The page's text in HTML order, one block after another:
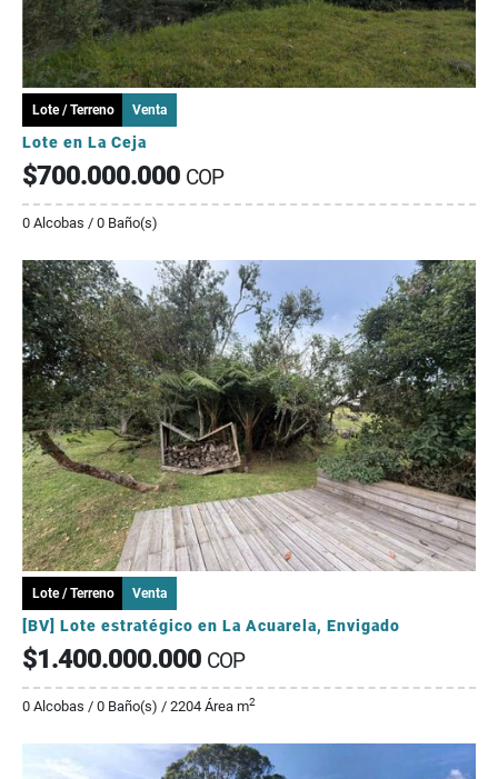
Lote / Terreno Venta
Lote en La Ceja
$700.000.000 COP
0 Alcobas / 0 Baño(s)
Lote / Terreno Venta
[BV] Lote estratégico en La Acuarela, Envigado
$1.400.000.000 COP
0 Alcobas / 0 Baño(s) / 2204 Área m2